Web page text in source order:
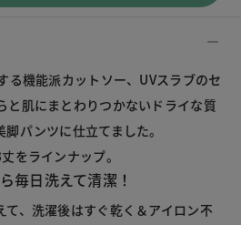
る機能派カットソー、UVスラブのセ
と肌にまとわりつかないドライな質
パンツに仕立てました。
をラインナップ。
毎日洗えて清潔！
て、洗濯後はすぐ乾く＆アイロン不